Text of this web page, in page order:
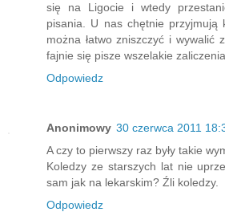
się na Ligocie i wtedy
pisania. U nas chętnie przyjmują
można łatwo zniszczyć i
fajnie się pisze wszelakie
Odpowiedz
Anonimowy 30 czerwca 2011
A czy to pierwszy raz były takie
Koledzy ze starszych lat nie
sam jak na lekarskim? Źli koledzy.
Odpowiedz